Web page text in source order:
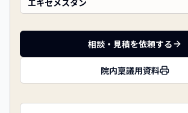
エキセメスタン
相談・見積を依頼する
院内稟議用資料